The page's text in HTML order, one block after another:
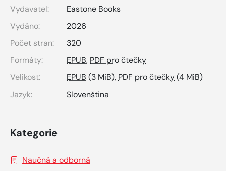
Vydavatel:
Eastone Books
Vydáno:
2026
Počet stran:
320
Formáty:
EPUB,PDF pro čtečky
Velikost:
EPUB (3 MiB),PDF pro čtečky(4 MiB)
Jazyk:
Slovenština
Kategorie
Naučná a odborná